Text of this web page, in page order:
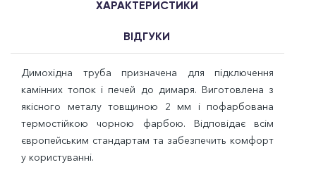
ХАРАКТЕРИСТИКИ
ВІДГУКИ
Димохідна труба призначена для підключення
камінних топок і печей до димаря. Виготовлена з
якісного металу товщиною 2 мм і пофарбована
термостійкою чорною фарбою. Відповідає всім
європейським стандартам та забезпечить комфорт
у користуванні.